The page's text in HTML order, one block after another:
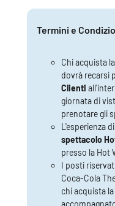
Termini e
Chi acquista
dovrà recarsi
Clienti
giornata di
prenotare gli
L'esperienza
spettacolo
presso la Hot
I posti
Coca-Cola
chi acquista